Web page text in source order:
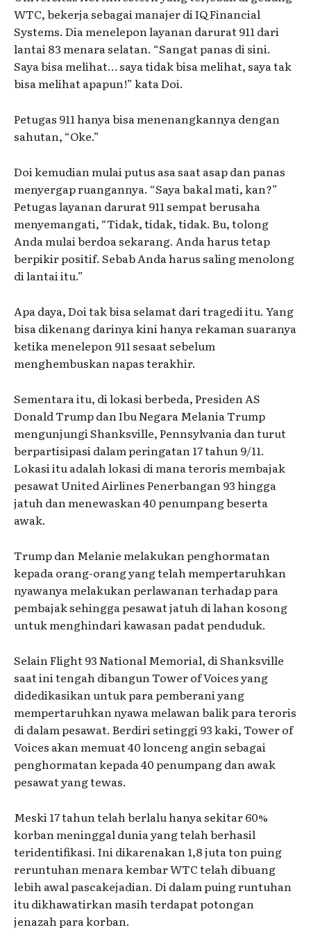
WTC, bekerja sebagai manajer di IQ Financial
Systems. Dia menelepon layanan darurat 911 dari
lantai 83 menara selatan. “Sangat panas di sini.
Saya bisa melihat… saya tidak bisa melihat, saya tak
bisa melihat apapun!” kata Doi.
Petugas 911 hanya bisa menenangkannya dengan
sahutan, “Oke.”
Doi kemudian mulai putus asa saat asap dan panas
menyergap ruangannya. “Saya bakal mati, kan?”
Petugas layanan darurat 911 sempat berusaha
menyemangati, “Tidak, tidak, tidak. Bu, tolong
Anda mulai berdoa sekarang. Anda harus tetap
berpikir positif. Sebab Anda harus saling menolong
di lantai itu.”
Apa daya, Doi tak bisa selamat dari tragedi itu. Yang
bisa dikenang darinya kini hanya rekaman suaranya
ketika menelepon 911 sesaat sebelum
menghembuskan napas terakhir.
Sementara itu, di lokasi berbeda, Presiden AS
Donald Trump dan Ibu Negara Melania Trump
mengunjungi Shanksville, Pennsylvania dan turut
berpartisipasi dalam peringatan 17 tahun 9/11.
Lokasi itu adalah lokasi di mana teroris membajak
pesawat United Airlines Penerbangan 93 hingga
jatuh dan menewaskan 40 penumpang beserta
awak.
Trump dan Melanie melakukan penghormatan
kepada orang-orang yang telah mempertaruhkan
nyawanya melakukan perlawanan terhadap para
pembajak sehingga pesawat jatuh di lahan kosong
untuk menghindari kawasan padat penduduk.
Selain Flight 93 National Memorial, di Shanksville
saat ini tengah dibangun Tower of Voices yang
didedikasikan untuk para pemberani yang
mempertaruhkan nyawa melawan balik para teroris
di dalam pesawat. Berdiri setinggi 93 kaki, Tower of
Voices akan memuat 40 lonceng angin sebagai
penghormatan kepada 40 penumpang dan awak
pesawat yang tewas.
Meski 17 tahun telah berlalu hanya sekitar 60%
korban meninggal dunia yang telah berhasil
teridentifikasi. Ini dikarenakan 1,8 juta ton puing
reruntuhan menara kembar WTC telah dibuang
lebih awal pascakejadian. Di dalam puing runtuhan
itu dikhawatirkan masih terdapat potongan
jenazah para korban.